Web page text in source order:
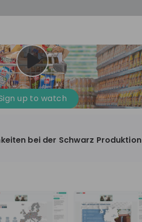
10'000
up to watch
bei der Schwarz Produktion